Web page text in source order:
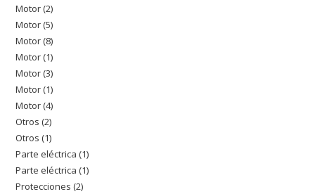
producto
Motor 22
productos
Motor 55
productos
Motor 88
productos
Motor 11
producto
Motor 33
productos
Motor 11
producto
Motor 44
productos
Otros 22
productos
Otros 11
producto
Parte eléctrica 11
producto
Parte eléctrica 11
Protecciones 22